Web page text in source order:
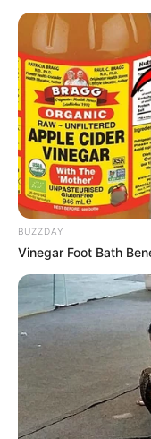
BUZZDAY
Vinegar Foot Bath